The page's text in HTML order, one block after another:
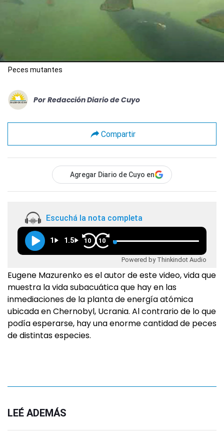
Peces mutantes
Por Redacción Diario de Cuyo
Compartir
Agregar Diario de Cuyo en
Escuchá la nota completa
1 1.5 10 10
Powered by Thinkindot Audio
Eugene Mazurenko es el autor de este video, vida que
muestra la vida subacuática que hay en las
inmediaciones de la planta de energía atómica
ubicada en Chernobyl, Ucrania. Al contrario de lo que
podía esperarse, hay una enorme cantidad de peces
de distintas especies.
LEÉ ADEMÁS